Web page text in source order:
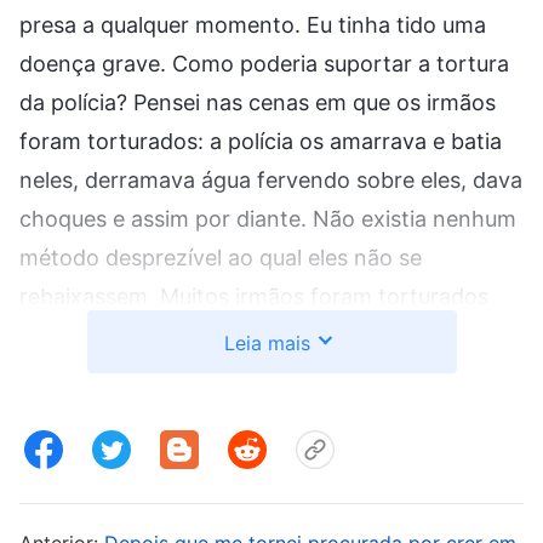
presa a qualquer momento. Eu tinha tido uma
doença grave. Como poderia suportar a tortura
da polícia? Pensei nas cenas em que os irmãos
foram torturados: a polícia os amarrava e batia
neles, derramava água fervendo sobre eles, dava
choques e assim por diante. Não existia nenhum
método desprezível ao qual eles não se
rebaixassem. Muitos irmãos foram torturados
depois de serem presos. Alguns ficaram com
até morrer, perderia minha chance de salvação.
Leia mais